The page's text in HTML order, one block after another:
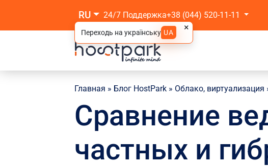
RU
×
Переходь на українську UA
24/7 Поддержка+38 (044) 520-11-11
Главная » Блог HostPark » Облако, виртуализация
Сравнение
частных и